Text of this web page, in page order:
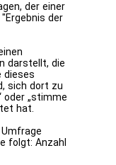
der einer
der
darstellt, die
dieses
sich dort zu
oder „stimme
hat.
folgt: Anzahl